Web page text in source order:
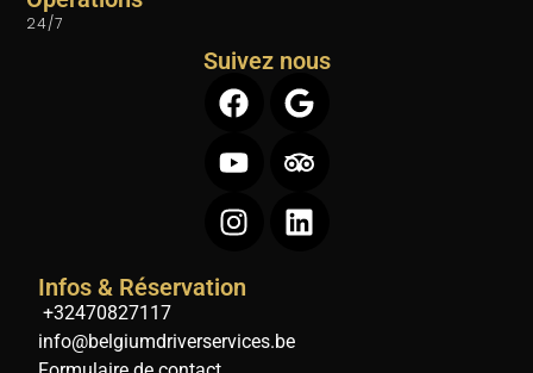
24/7
Suivez nous
Infos & Réservation
+32470827117
info@belgiumdriverservices.be